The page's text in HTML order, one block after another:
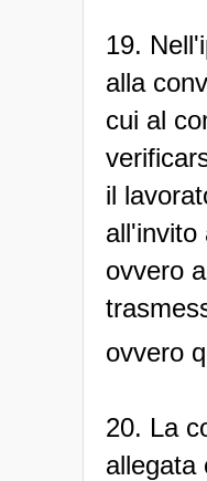
19.
alla
cui al
il
all'invito
ovvero
ovvero
20. La
allegata